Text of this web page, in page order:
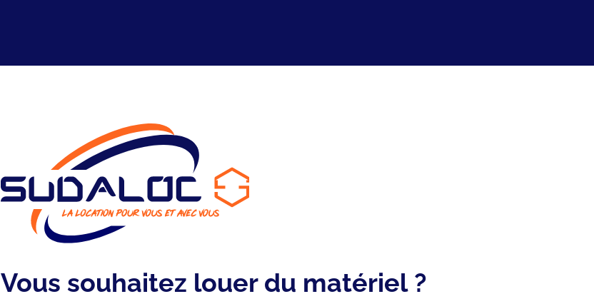
Vous souhaitez louer du matériel ?